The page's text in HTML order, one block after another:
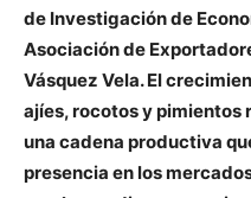
de Investigación de
Asociación de
Vásquez Vela. El
ajíes, rocotos y
una cadena productiva
presencia en los